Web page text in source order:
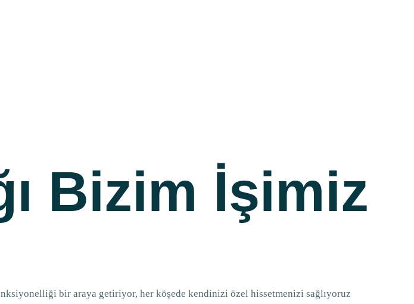
Bizim İşimiz
bir araya getiriyor, her köşede kendinizi özel hissetmenizi sağlıyoruz